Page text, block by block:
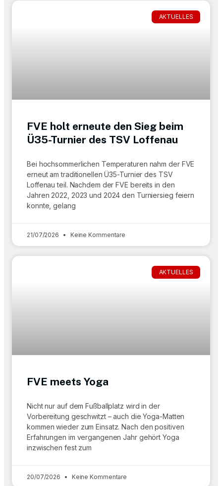
AKTUELLES
FVE holt erneute den Sieg beim
Ü35-Turnier des TSV Loffenau
Bei hochsommerlichen Temperaturen nahm der FVE
erneut am traditionellen Ü35-Turnier des TSV
Loffenau teil. Nachdem der FVE bereits in den
Jahren 2022, 2023 und 2024 den Turniersieg feiern
konnte, gelang
21/07/2026 Keine Kommentare
AKTUELLES
FVE meets Yoga
Nicht nur auf dem Fußballplatz wird in der
Vorbereitung geschwitzt – auch die Yoga-Matten
kommen wieder zum Einsatz. Nach den positiven
Erfahrungen im vergangenen Jahr gehört Yoga
inzwischen fest zum
20/07/2026 Keine Kommentare